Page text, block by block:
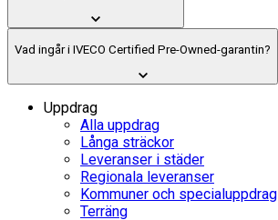
Vad ingår i IVECO Certified Pre-Owned-garantin?
Uppdrag
Alla uppdrag
Långa sträckor
Leveranser i städer
Regionala leveranser
Kommuner och specialuppdrag
Terräng